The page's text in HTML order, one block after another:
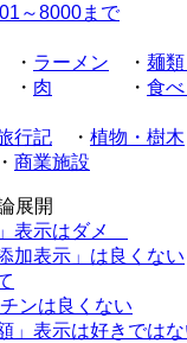
～8000まで
・ ラーメン ・ 麺類
肉 ・ 食べ
行記 ・ 植物・樹木
商業施設
展開
表示はダメ
加表示」は良くない
ンは良くない
」表示は好きでは